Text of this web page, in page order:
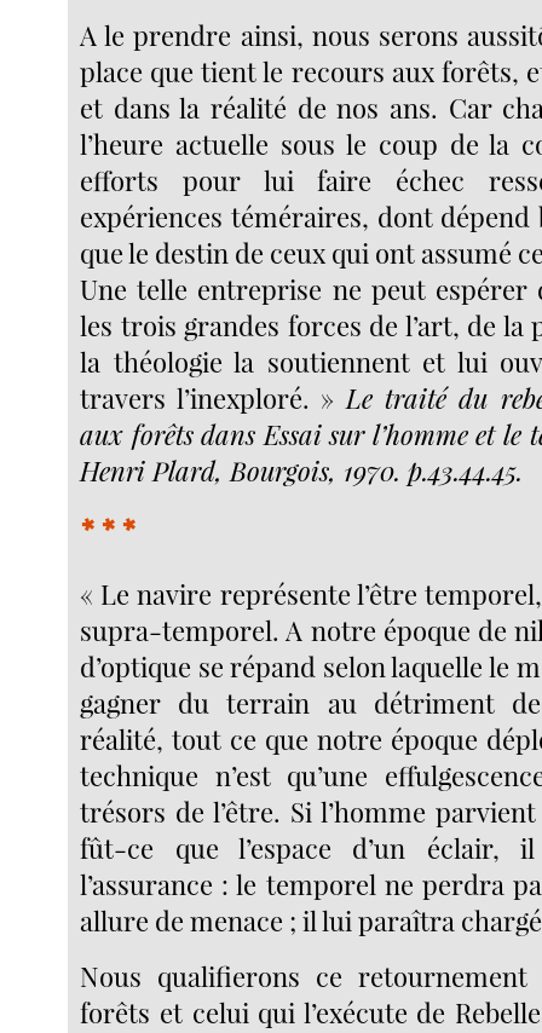
A le prendre ainsi, nous serons
place que tient le recours aux forêts,
et dans la réalité de nos ans. Car
l’heure actuelle sous le coup de la
efforts pour lui faire échec
expériences téméraires, dont dépend
que le destin de ceux qui ont assumé
Une telle entreprise ne peut espérer
les trois grandes forces de l’art, de la
la théologie la soutiennent et lui
travers l’inexploré. »Le traité du
aux forêts dans Essai sur l’homme et le
Henri Plard, Bourgois, 1970. p.43.44.45.
* * *
« Le navire représente l’être
supra-temporel. A notre époque de
d’optique se répand selon laquelle le
gagner du terrain au détriment
réalité, tout ce que notre époque
technique n’est qu’une
trésors de l’être. Si l’homme
fût-ce que l’espace d’un éclair,
l’assurance : le temporel ne perdra
allure de menace ; il lui paraîtra
Nous qualifierons ce
forêts et celui qui l’exécute de